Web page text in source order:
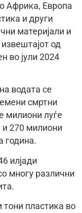
Африка, Европа
и други
материјали и
од
во јули 2024
водата се
смртни
милиони луѓе
и 270 милиони
година.
илјади
многу различни
тони пластика во